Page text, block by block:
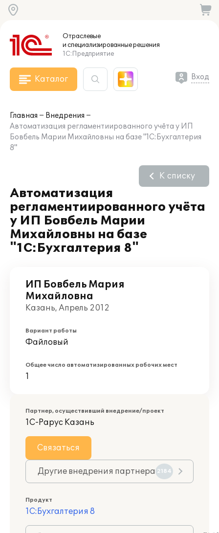
Отраслевые
и специализированныерешения
1С:Предприятие
Каталог Вход
Главная
Внедрения
Автоматизация регламентиированного учёта у ИП
Бовбель Марии Михайловны на базе "1С:Бухгалтерия
8"
Автоматизация
регламентиированного учёта
у ИП Бовбель Марии
Михайловны на базе
"1С:Бухгалтерия 8"
К списку
ИП Бовбель Мария
Михайловна
Казань, Апрель 2012
Вариант работы
Файловый
Общее число автоматизированных рабочих мест
1
Партнер, осуществивший внедрение/проект
1С-Рарус Казань
Связаться
Другие внедрения партнера 2184
Продукт
1С:Бухгалтерия 8